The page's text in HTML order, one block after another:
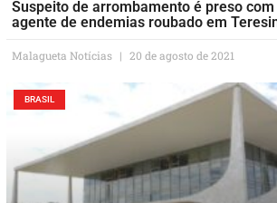
Suspeito de arrombamento é preso
agente de endemias roubado em
Malagueta Notícias 20 de agosto de 2021
BRASIL